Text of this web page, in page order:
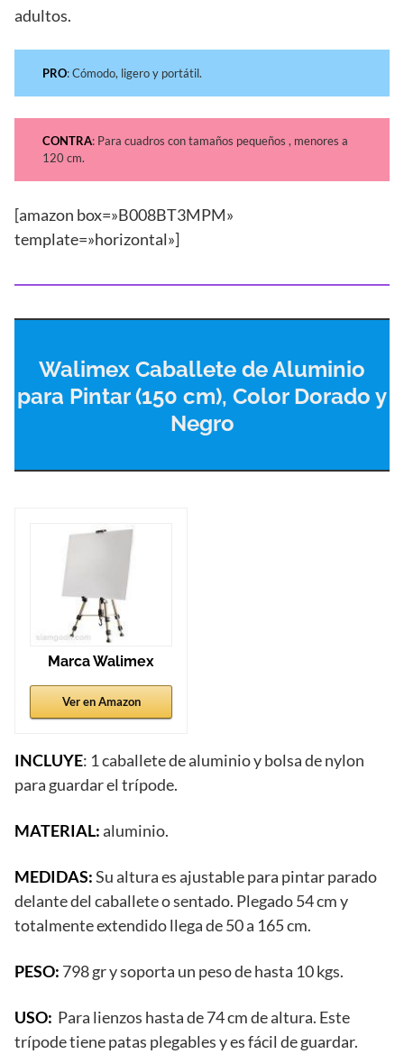
adultos.
PRO: Cómodo, ligero y portátil.
CONTRA: Para cuadros con tamaños pequeños , menores a
120 cm.
[amazon box=»B008BT3MPM»
template=»horizontal»]
Walimex Caballete de Aluminio
para Pintar (150 cm), Color Dorado y
Negro
Marca Walimex
Ver en Amazon
INCLUYE: 1 caballete de aluminio y bolsa de nylon
para guardar el trípode.
MATERIAL:aluminio.
MEDIDAS:Su altura es ajustable para pintar parado
delante del caballete o sentado. Plegado 54 cm y
totalmente extendido llega de 50 a 165 cm.
PESO: 798 gr y soporta un peso de hasta 10 kgs.
USO: Para lienzos hasta de 74 cm de altura. Este
trípode tiene patas plegables y es fácil de guardar.